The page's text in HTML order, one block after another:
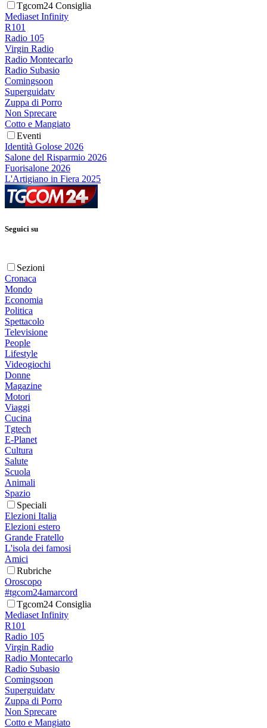
Tgcom24 Consiglia
Mediaset Infinity
R101
Radio 105
Virgin Radio
Radio Montecarlo
Radio Subasio
Comingsoon
Superguidatv
Zuppa di Porro
Non Sprecare
Cotto e Mangiato
Eventi
Identità Golose 2026
Salone del Risparmio 2026
Fuorisalone 2026
L'Artigiano in Fiera 2025
Seguici su
Sezioni
Cronaca
Mondo
Economia
Politica
Spettacolo
Televisione
People
Lifestyle
Videogiochi
Donne
Magazine
Motori
Viaggi
Cucina
Tgtech
E-Planet
Cultura
Salute
Scuola
Animali
Spazio
Speciali
Elezioni Italia
Elezioni estero
Grande Fratello
L'isola dei famosi
Amici
Rubriche
Oroscopo
#tgcom24amarcord
Tgcom24 Consiglia
Mediaset Infinity
R101
Radio 105
Virgin Radio
Radio Montecarlo
Radio Subasio
Comingsoon
Superguidatv
Zuppa di Porro
Non Sprecare
Cotto e Mangiato